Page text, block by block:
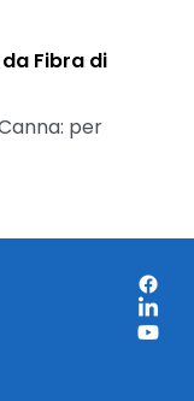
Fibra di
per